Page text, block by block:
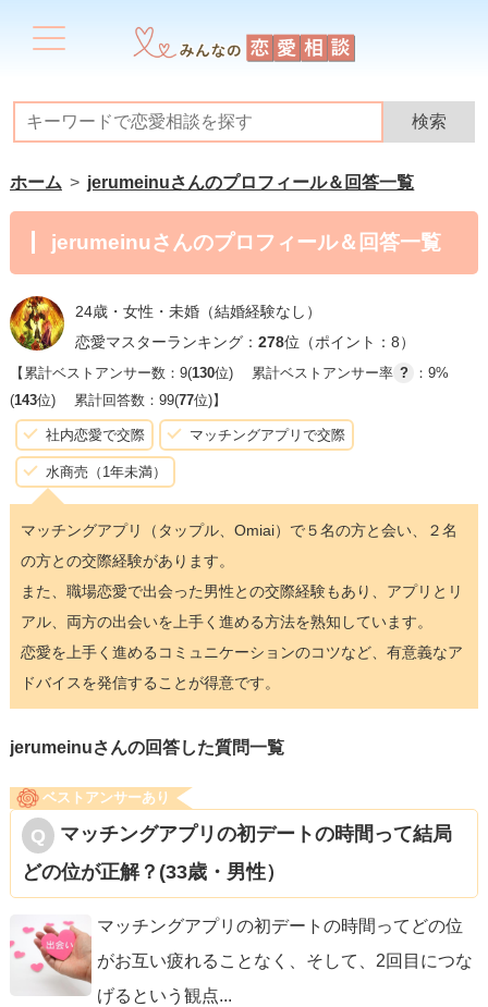
ホーム jerumeinuさんのプロフィール＆回答一覧
jerumeinuさんのプロフィール＆回答一覧
24歳・女性・未婚（結婚経験なし）
恋愛マスターランキング： 278位（ポイント：8）
【累計ベストアンサー数：9(130位) 累計ベストアンサー率 ?
：9%
(143位) 累計回答数：99(77位)】
社内恋愛で交際 マッチングアプリで交際
水商売（1年未満）
マッチングアプリ（タップル、Omiai）で５名の方と会い、２名
の方との交際経験があります。
また、職場恋愛で出会った男性との交際経験もあり、アプリとリ
アル、両方の出会いを上手く進める方法を熟知しています。
恋愛を上手く進めるコミュニケーションのコツなど、有意義なア
ドバイスを発信することが得意です。
jerumeinuさんの回答した質問一覧
ベストアンサーあり
マッチングアプリの初デートの時間って結局
どの位が正解？(33歳・男性）
マッチングアプリの初デートの時間ってどの位
がお互い疲れることなく、そして、2回目につな
げるという観点...